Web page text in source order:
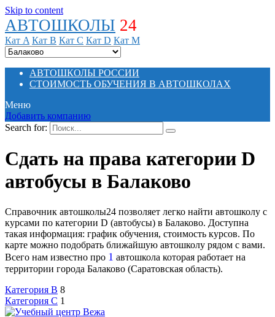
Skip to content
АВТОШКОЛЫ 24
Кат A Кат B Кат C Кат D Кат M
АВТОШКОЛЫ РОССИИ
СТОИМОСТЬ ОБУЧЕНИЯ В АВТОШКОЛАХ
Меню
Добавить компанию
Search for:
Сдать на права категории D
автобусы в Балаково
Справочник автошколы24 позволяет легко найти автошколу с
курсами по категории D (автобусы) в Балаково. Доступна
такая информация: график обучения, стоимость курсов. По
карте можно подобрать ближайшую автошколу рядом с вами.
Всего нам известно про 1 автошкола которая работает на
территории города Балаково (Саратовская область).
Категория B 8
Категория C 1